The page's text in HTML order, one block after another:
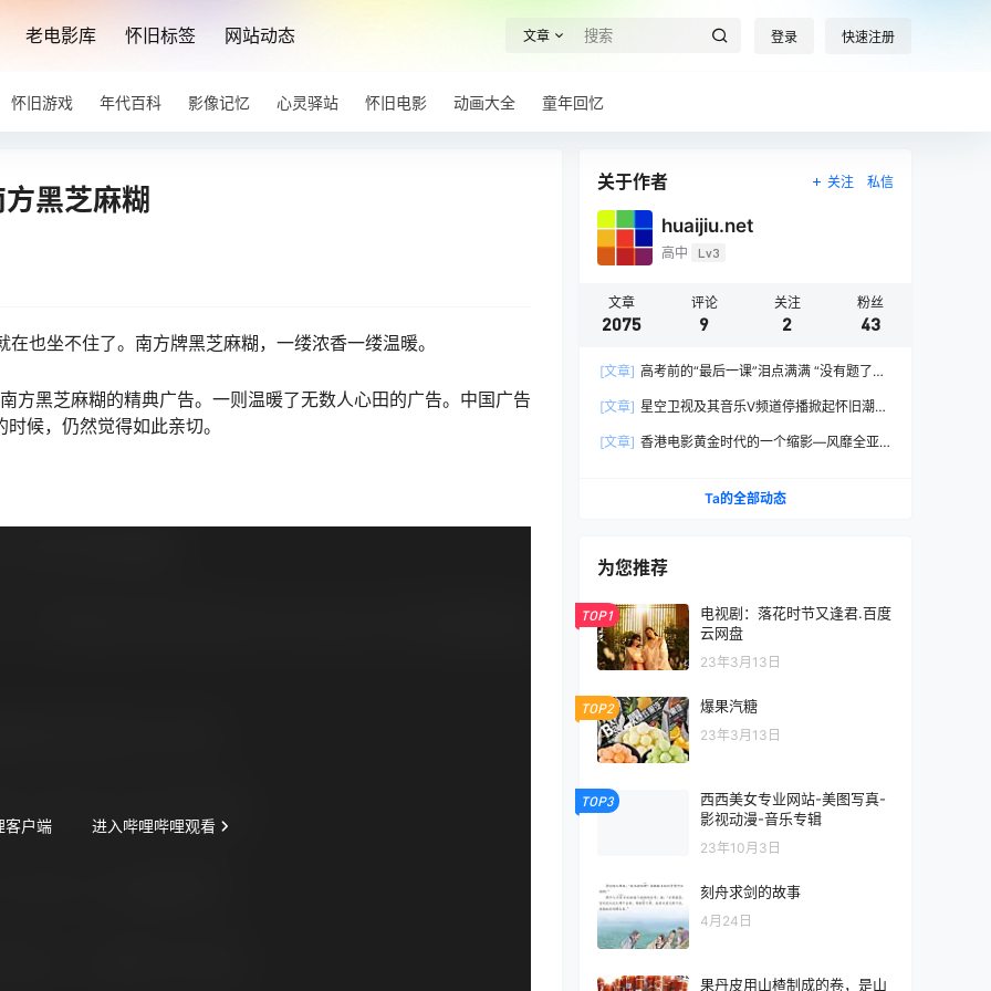
老电影库 怀旧标签 网站动态 文章 登录 快速注册
怀旧游戏 年代百科 影像记忆 心灵驿站 怀旧电影 动画大全 童年回忆
黑芝麻糊
也坐不住了。南方牌黑芝麻糊，一缕浓香一缕温暖。
方黑芝麻糊的精典广告。一则温暖了无数人心田的广告。中国广告
候，仍然觉得如此亲切。
关于作者 关注 私信
huaijiu.net
高中 Lv3
文章
2075
评论
9
关注
2
粉丝
43
[文章] 高考前的“最后一课”泪点满满 “没有题了，
高考！
[文章] 星空卫视及其音乐V频道停播掀起怀旧潮，
[文章] 香港电影黄金时代的一个缩影—风靡全亚
Ta的全部动态
为您推荐
TOP1
电视剧：落花时节又逢君.百度
云网盘
23年3月13日
TOP2 爆果汽糖
23年3月13日
TOP3
西西美女专业网站-美图写真-
影视动漫-音乐专辑
23年10月3日
刻舟求剑的故事
4月24日
果丹皮用山楂制成的卷，是山